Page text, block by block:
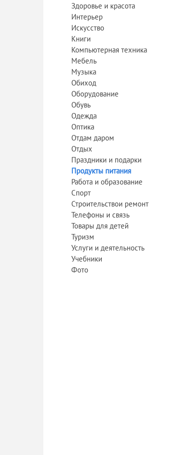
Здоровье и красота
Интерьер
Искусство
Книги
Компьютерная техника
Мебель
Музыка
Обиход
Оборудование
Обувь
Одежда
Оптика
Отдам даром
Отдых
Праздники и подарки
Продукты питания
Работа и образование
Спорт
Строительствои ремонт
Телефоны и связь
Товары для детей
Туризм
Услуги и деятельность
Учебники
Фото